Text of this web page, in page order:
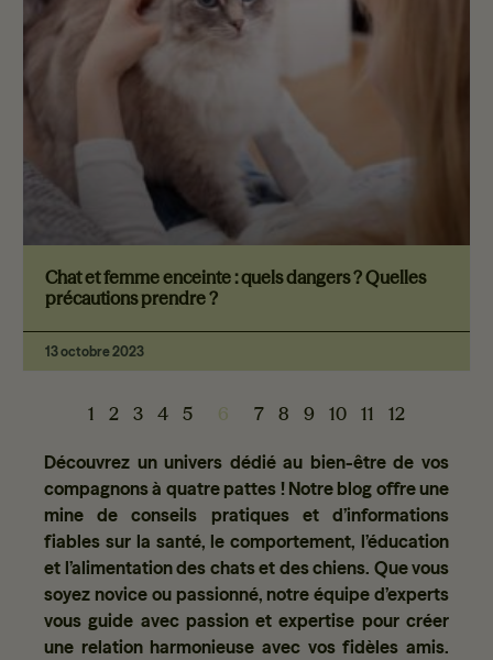
Découvrez un univers dédié au bien-être de vos
compagnons à quatre pattes ! Notre blog offre une
mine de conseils pratiques et d’informations
fiables sur la santé, le comportement, l’éducation
et l’alimentation des chats et des chiens. Que vous
soyez novice ou passionné, notre équipe d’experts
vous guide avec passion et expertise pour créer
une relation harmonieuse avec vos fidèles amis.
Chat et femme enceinte : quels dangers ? Quelles
précautions prendre ?
13 octobre 2023
1 2 3 4 5 6 7 8 9 10 11 12